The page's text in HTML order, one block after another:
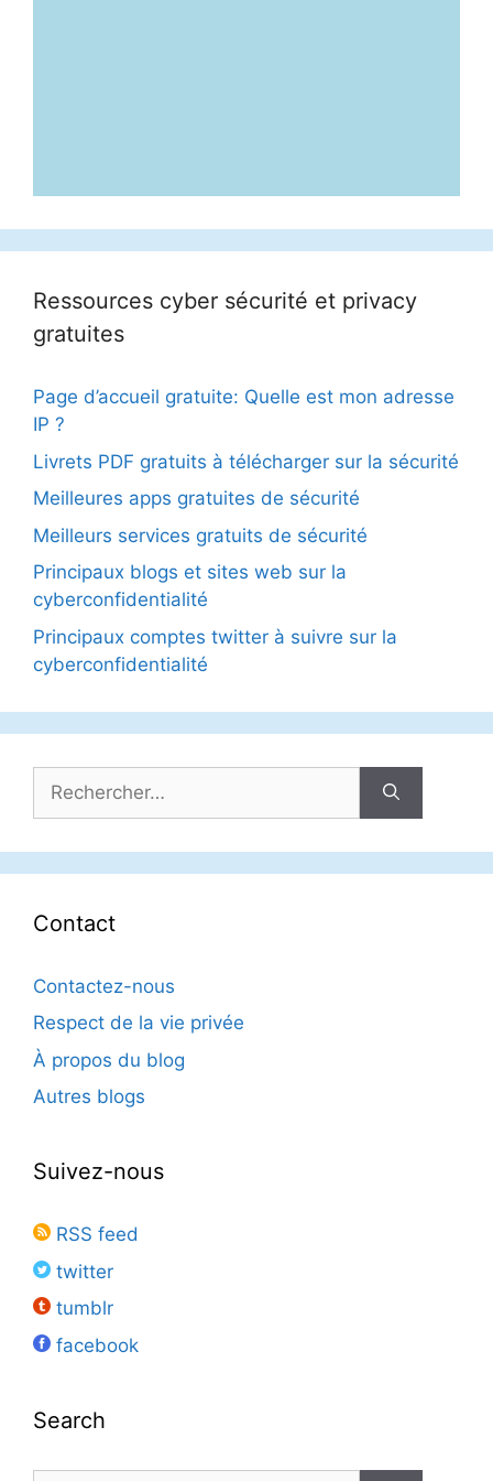
Ressources cyber sécurité et privacy
gratuites
Page d’accueil gratuite: Quelle est mon adresse
IP ?
Livrets PDF gratuits à télécharger sur la sécurité
Meilleures apps gratuites de sécurité
Meilleurs services gratuits de sécurité
Principaux blogs et sites web sur la
cyberconfidentialité
Principaux comptes twitter à suivre sur la
cyberconfidentialité
Contact
Contactez-nous
Respect de la vie privée
À propos du blog
Autres blogs
Suivez-nous
RSS feed
twitter
tumblr
facebook
Search